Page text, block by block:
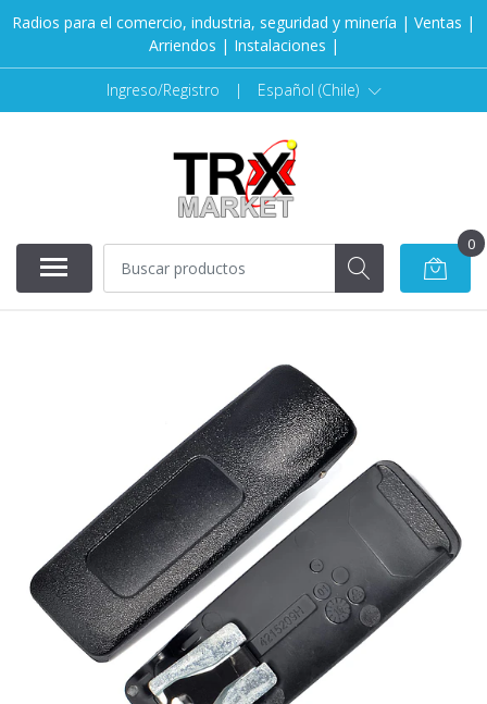
Radios para el comercio, industria, seguridad y minería | Ventas |
Arriendos | Instalaciones |
Ingreso/Registro | Español (Chile)
0